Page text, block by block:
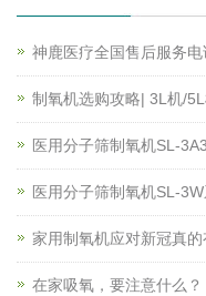
神鹿医疗全国售后服务
制氧机选购攻略| 3L机/
医用分子筛制氧机SL-
医用分子筛制氧机SL-
家用制氧机应对新冠真的
在家吸氧，要注意什么？